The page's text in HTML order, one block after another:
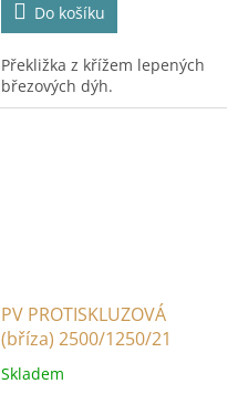
Do košíku
Překližka z křížem lepených
březových dýh.
PV PROTISKLUZOVÁ
(bříza) 2500/1250/21
Skladem